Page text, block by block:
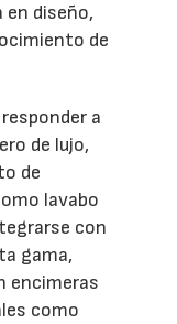
en diseño,
de
a
de lujo,
de
lavabo
con
gama,
encimeras
como